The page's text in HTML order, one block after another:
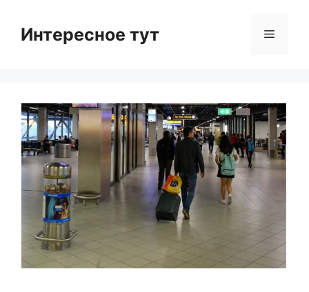
contentИнтересное тут Menu